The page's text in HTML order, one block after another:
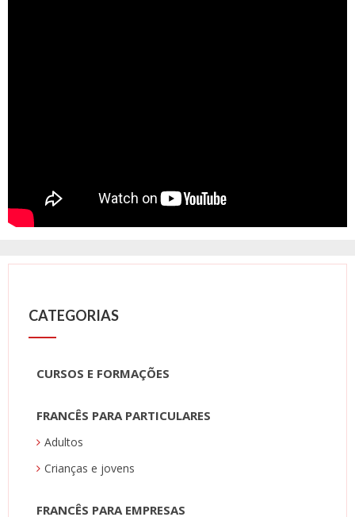
CATEGORIAS
CURSOS E FORMAÇÕES
FRANCÊS PARA PARTICULARES
Adultos
Crianças e jovens
FRANCÊS PARA EMPRESAS